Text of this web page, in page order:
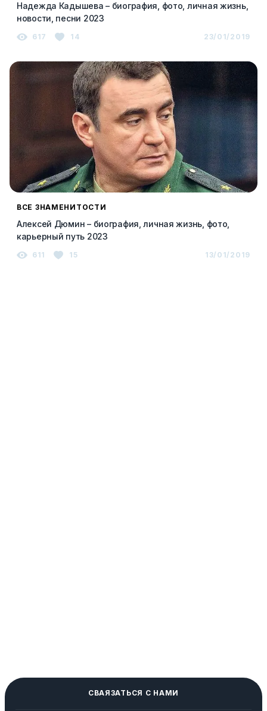
Надежда Кадышева – биография, фото, личная жизнь,
новости, песни 2023
617 14 23/01/2019
ВСЕ ЗНАМЕНИТОСТИ
Алексей Дюмин – биография, личная жизнь, фото,
карьерный путь 2023
611 15 13/01/2019
СВАЯЗАТЬСЯ С НАМИ